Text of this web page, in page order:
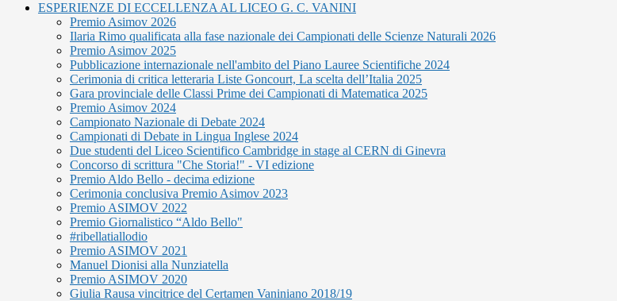
ESPERIENZE DI ECCELLENZA AL LICEO G. C. VANINI
Premio Asimov 2026
Ilaria Rimo qualificata alla fase nazionale dei Campionati delle Scienze Naturali 2026
Premio Asimov 2025
Pubblicazione internazionale nell'ambito del Piano Lauree Scientifiche 2024
Cerimonia di critica letteraria Liste Goncourt, La scelta dell’Italia 2025
Gara provinciale delle Classi Prime dei Campionati di Matematica 2025
Premio Asimov 2024
Campionato Nazionale di Debate 2024
Campionati di Debate in Lingua Inglese 2024
Due studenti del Liceo Scientifico Cambridge in stage al CERN di Ginevra
Concorso di scrittura "Che Storia!" - VI edizione
Premio Aldo Bello - decima edizione
Cerimonia conclusiva Premio Asimov 2023
Premio ASIMOV 2022
Premio Giornalistico “Aldo Bello"
#ribellatiallodio
Premio ASIMOV 2021
Manuel Dionisi alla Nunziatella
Premio ASIMOV 2020
Giulia Rausa vincitrice del Certamen Vaniniano 2018/19